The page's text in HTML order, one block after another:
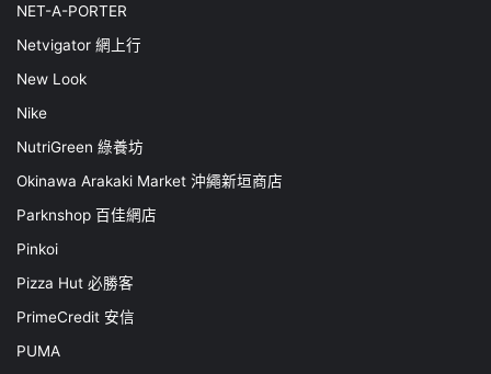
NET-A-PORTER
Netvigator 網上行
New Look
Nike
NutriGreen 綠養坊
Okinawa Arakaki Market 沖繩新垣商店
Parknshop 百佳網店
Pinkoi
Pizza Hut 必勝客
PrimeCredit 安信
PUMA